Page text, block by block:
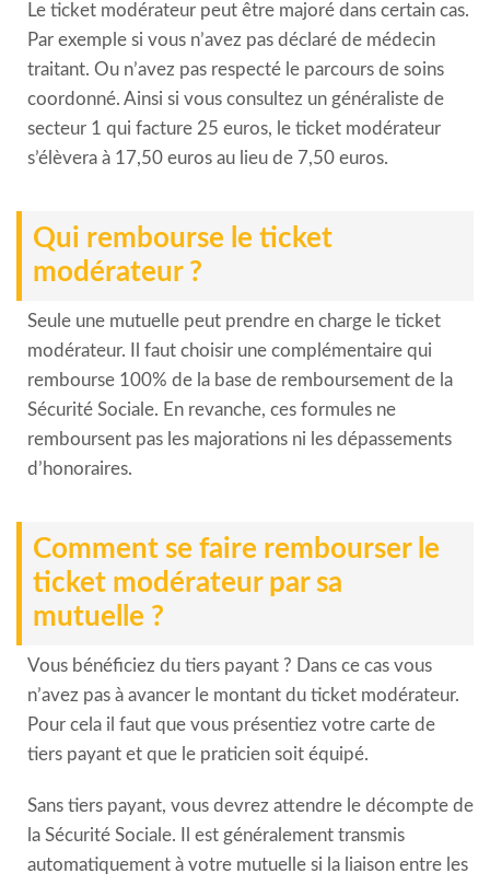
Le ticket modérateur peut être majoré dans certain cas.
Par exemple si vous n’avez pas déclaré de médecin
traitant. Ou n’avez pas respecté le parcours de soins
coordonné. Ainsi si vous consultez un généraliste de
secteur 1 qui facture 25 euros, le ticket modérateur
s’élèvera à 17,50 euros au lieu de 7,50 euros.
Qui rembourse le ticket
modérateur ?
Seule une mutuelle peut prendre en charge le ticket
modérateur. Il faut choisir une complémentaire qui
rembourse 100% de la base de remboursement de la
Sécurité Sociale. En revanche, ces formules ne
remboursent pas les majorations ni les dépassements
d’honoraires.
Comment se faire rembourser le
ticket modérateur par sa
mutuelle ?
Vous bénéficiez du tiers payant ? Dans ce cas vous
n’avez pas à avancer le montant du ticket modérateur.
Pour cela il faut que vous présentiez votre carte de
tiers payant et que le praticien soit équipé.
Sans tiers payant, vous devrez attendre le décompte de
la Sécurité Sociale. Il est généralement transmis
automatiquement à votre mutuelle si la liaison entre les